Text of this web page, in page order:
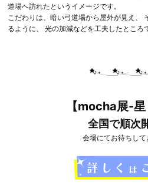
道場へ訪れたというイメージです。
こだわりは、暗い弓道場から屋外が見え、
るように、 光の加減などを工夫したところ
【mocha展-星
全国で順次
会場にてお待ちして